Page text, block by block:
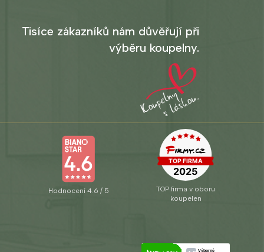
Tisíce zákazníků nám důvěřují při
výběru koupelny.
Hodnocení 4.6 / 5
TOP firma v oboru
koupelen